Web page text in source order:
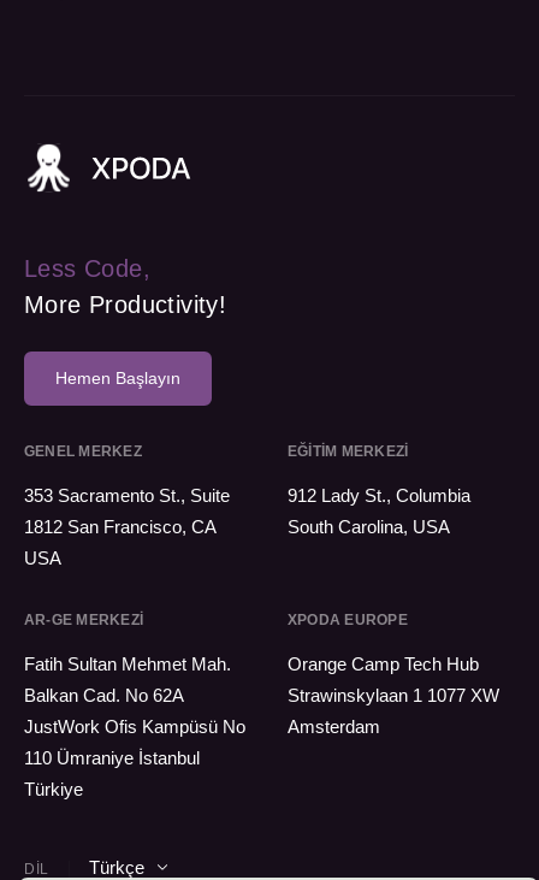
Less Code,
More Productivity!
Hemen Başlayın
GENEL MERKEZ
353 Sacramento St., Suite
1812 San Francisco, CA
USA
EĞİTİM MERKEZİ
912 Lady St., Columbia
South Carolina, USA
AR-GE MERKEZI
Fatih Sultan Mehmet Mah.
Balkan Cad. No 62A
JustWork Ofis Kampüsü No
110 Ümraniye İstanbul
Türkiye
XPODA EUROPE
Orange Camp Tech Hub
Strawinskylaan 1 1077 XW
Amsterdam
DIL Türkçe